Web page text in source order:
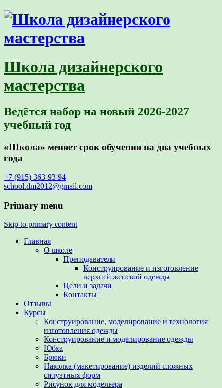
Школа дизайнерского
мастерства
Ведётся набор на новый 2026-2027
учебный год
«Школа» меняет срок обучения на два учебных
года
+7 (915) 363-93-94
school.dm2012@gmail.com
Primary menu
Skip to primary content
Главная
О школе
Преподаватели
Конструирование и изготовление
верхней женской одежды
Цели и задачи
Контакты
Отзывы
Курсы
Конструирование, моделирование и технология
изготовления одежды
Конструирование и моделирование одежды
Юбка
Брюки
Наколка (макетирование) изделий сложных
силуэтных форм
Рисунок для модельера